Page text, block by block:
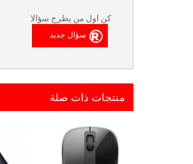
كن اول من يطرح سؤالا
منتجات ذات صلة